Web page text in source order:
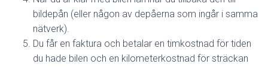
bildepån (eller någon av depåerna som ingår i samma
nätverk).
Du får en faktura och betalar en timkostnad för tiden
du hade bilen och en kilometerkostnad för sträckan